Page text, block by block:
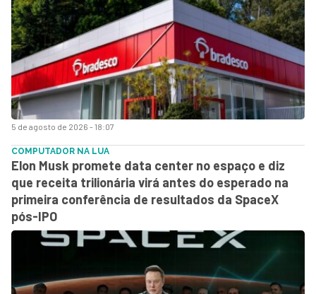
5 de agosto de 2026 - 18:07
COMPUTADOR NA LUA
Elon Musk promete data center no espaço e diz
que receita trilionária virá antes do esperado na
primeira conferência de resultados da SpaceX
pós-IPO